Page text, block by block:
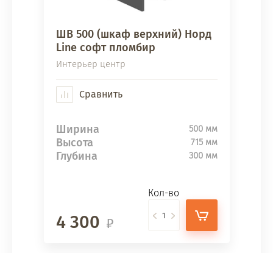
ШВ 500 (шкаф верхний) Норд
Line софт пломбир
Интерьер центр
Сравнить
Ширина 500 мм
Высота 715 мм
Глубина 300 мм
4 300
Кол-во